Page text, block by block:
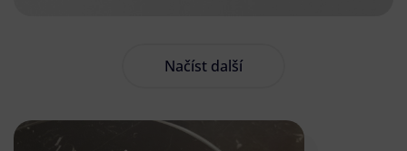
Načíst další